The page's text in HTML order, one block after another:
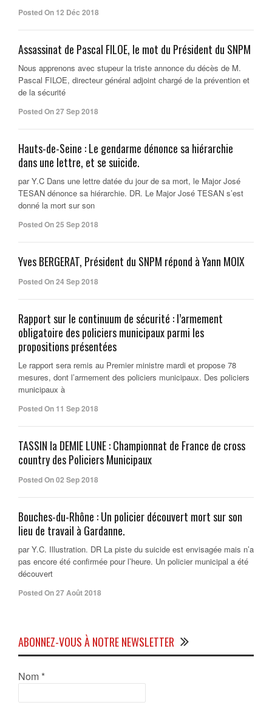
Posted On 12 Déc 2018
Assassinat de Pascal FILOE, le mot du Président du SNPM
Nous apprenons avec stupeur la triste annonce du décès de M.
Pascal FILOE, directeur général adjoint chargé de la prévention et
de la sécurité
Posted On 27 Sep 2018
Hauts-de-Seine : Le gendarme dénonce sa hiérarchie
dans une lettre, et se suicide.
par Y.C Dans une lettre datée du jour de sa mort, le Major José
TESAN dénonce sa hiérarchie. DR. Le Major José TESAN s’est
donné la mort sur son
Posted On 25 Sep 2018
Yves BERGERAT, Président du SNPM répond à Yann MOIX
Posted On 24 Sep 2018
Rapport sur le continuum de sécurité : l’armement
obligatoire des policiers municipaux parmi les
propositions présentées
Le rapport sera remis au Premier ministre mardi et propose 78
mesures, dont l’armement des policiers municipaux. Des policiers
municipaux à
Posted On 11 Sep 2018
TASSIN la DEMIE LUNE : Championnat de France de cross
country des Policiers Municipaux
Posted On 02 Sep 2018
Bouches-du-Rhône : Un policier découvert mort sur son
lieu de travail à Gardanne.
par Y.C. Illustration. DR La piste du suicide est envisagée mais n’a
pas encore été confirmée pour l’heure. Un policier municipal a été
découvert
Posted On 27 Août 2018
ABONNEZ-VOUS À NOTRE NEWSLETTER
Nom *